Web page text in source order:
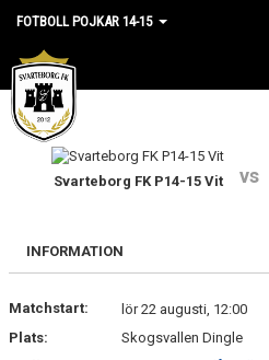
FOTBOLL POJKAR 14-15
HEM
NYHETER
MATCHER
TRUPPEN
BILDGALLERI
Svarteborg FK P14-15 Vit vs
INFORMATION
Matchstart:
lör 22 augusti, 12:00
Plats:
Skogsvallen Dingle